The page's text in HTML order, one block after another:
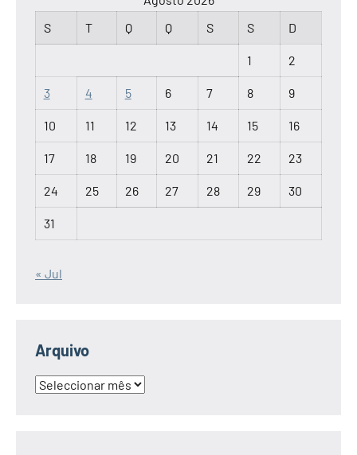
S
T Q Q S S D
1 2
3 4 5 6 7 8 9
10 11 12 13 14 15 16
17 18 19 20 21 22 23
24 25 26 27 28 29 30
31
« Jul
Arquivo
Arquivo